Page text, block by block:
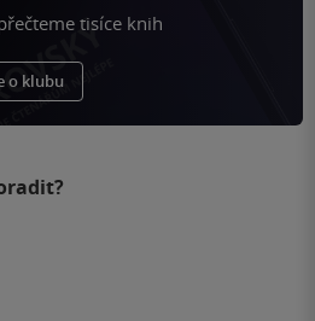
tisíce knih
o klubu